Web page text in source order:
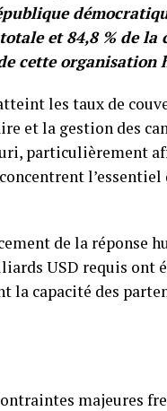
et 84,8 % de la
cette organisation
les taux de
et la gestion des
particulièrement
l’essentiel
de la réponse
USD requis ont
capacité des
majeures